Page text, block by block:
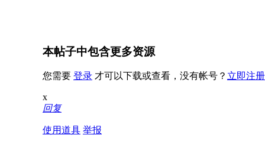
本帖子中包含更多资源
您需要 登录 才可以下载或查看，没有帐号？ 立即注册
x
回复
使用道具 举报